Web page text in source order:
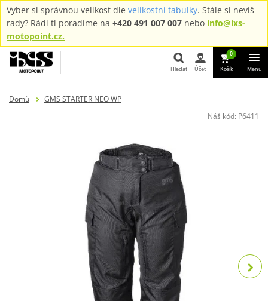
Vyber si správnou velikost dle velikostní tabulky. Stále si nevíš
rady? Rádi ti poradíme na +420 491 007 007 nebo info@ixs-
motopoint.cz.
Hledat Účet
0
Košík Menu
Domů
GMS STARTER NEO WP
Náš kód: P6411